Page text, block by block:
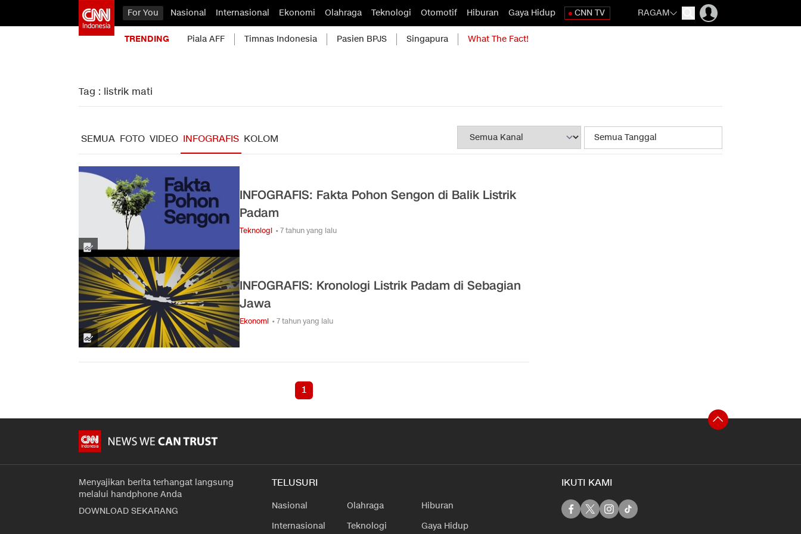
For You Nasional Internasional Ekonomi Olahraga Teknologi Otomotif Hiburan Gaya Hidup CNN TV RAGAM
TRENDING Piala AFF Timnas Indonesia Pasien BPJS Singapura What The Fact!
Tag : listrik mati
SEMUA FOTO VIDEO INFOGRAFIS KOLOM
INFOGRAFIS: Fakta Pohon Sengon di Balik Listrik
Padam
Teknologi • 7 tahun yang lalu
INFOGRAFIS: Kronologi Listrik Padam di Sebagian
Jawa
Ekonomi • 7 tahun yang lalu
1
Menyajikan berita terhangat langsung
melalui handphone Anda
DOWNLOAD SEKARANG
TELUSURI
Nasional
Internasional
Olahraga
Teknologi
Hiburan
Gaya Hidup
IKUTI KAMI